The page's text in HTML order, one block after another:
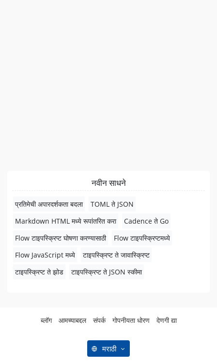
नवीन साधने
प्रतिमेची अपारदर्शकता बदला
TOML ते JSON
Markdown HTML मध्ये रूपांतरित करा
Cadence ते Go
Flow टाइपस्क्रिप्ट घोषणा करण्यासाठी
Flow टाइपस्क्रिप्टमध्ये
Flow JavaScript मध्ये
टाइपस्क्रिप्ट ते जावास्क्रिप्ट
टाइपस्क्रिप्ट ते झोड
टाइपस्क्रिप्ट ते JSON स्कीमा
ब्लॉग आमच्याबद्दल संपर्क गोपनीयता धोरण देणगी द्या
मराठी